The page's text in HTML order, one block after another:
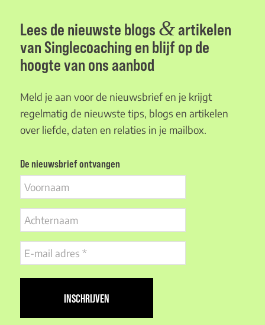
Lees de nieuwste blogs &artikelen
van Singlecoaching en blijf op de
hoogte van ons aanbod
Meld je aan voor de nieuwsbrief en je krijgt
regelmatig de nieuwste tips, blogs en artikelen
over liefde, daten en relaties in je mailbox.
De nieuwsbrief ontvangen
Voornaam
Achternaam
E-
mail